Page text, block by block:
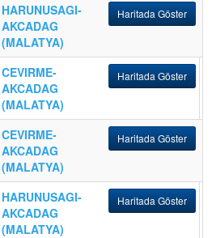
HARUNUSAGI-
AKCADAG
(MALATYA)
Haritada Göster
CEVIRME-
AKCADAG
(MALATYA)
Haritada Göster
CEVIRME-
AKCADAG
(MALATYA)
Haritada Göster
HARUNUSAGI-
AKCADAG
(MALATYA)
Haritada Göster